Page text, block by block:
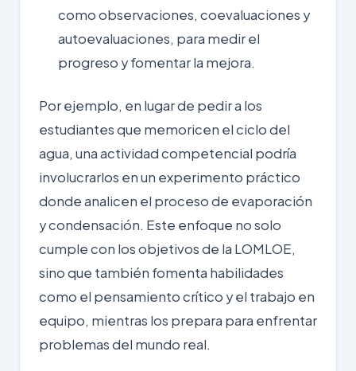
como observaciones, coevaluaciones y
autoevaluaciones, para medir el
progreso y fomentar la mejora.
Por ejemplo, en lugar de pedir a los
estudiantes que memoricen el ciclo del
agua, una actividad competencial podría
involucrarlos en un experimento práctico
donde analicen el proceso de evaporación
y condensación. Este enfoque no solo
cumple con los objetivos de la LOMLOE,
sino que también fomenta habilidades
como el pensamiento crítico y el trabajo en
equipo, mientras los prepara para enfrentar
problemas del mundo real.